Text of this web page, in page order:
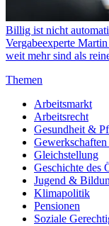
Billig ist nicht
Vergabeexperte
weit mehr sind als
Themen
Arbeitsmarkt
Arbeitsrecht
Gesundheit &
Gleichstellung
Geschichte des
Jugend &
Klimapolitik
Pensionen
Soziale